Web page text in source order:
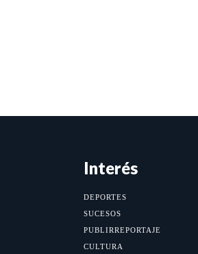
Interés
DEPORTES
SUCESOS
PUBLIRREPORTAJE
CULTURA